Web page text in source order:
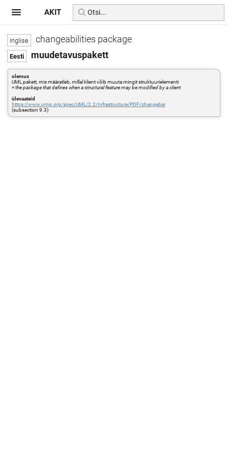
changeabilities package
muudetavuspakett
olemus
UML pakett, mis määratleb, millal klient võib muuta mingit struktuurielementi
=the package that defines when a structural feature may be modified by a client
ülevaateid
https://www.omg.org/spec/UML/2.2/Infrastructure/PDF/changebar
(subsection 9.3)
AKIT